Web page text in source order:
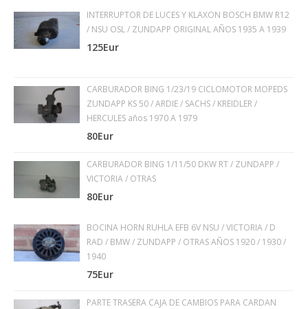
INTERRUPTOR DE LUCES Y KLAXON BOSCH BMW R12
/ NSU OSL / ZUNDAPP ORIGINAL AÑOS 1935 A 1939
125Eur
CARBURADOR BING 1/23/19 CICLOMOTOR MOPEDS
ZUNDAPP KS 50 / ARDIE / SACHS / KREIDLER /
HERCULES años 1970 A 1979
80Eur
CARBURADOR BING 1/11/50 DKW RT / ZUNDAPP /
VICTORIA / OTRAS
80Eur
BOCINA HORN RUHLA EFB 6V NSU / VICTORIA / D
RAD / BMW / ZUNDAPP / OTRAS AÑOS 1920 / 1930 /
1940
75Eur
PARTE TRASERA CAJA DE CAMBIOS PARA CARDAN